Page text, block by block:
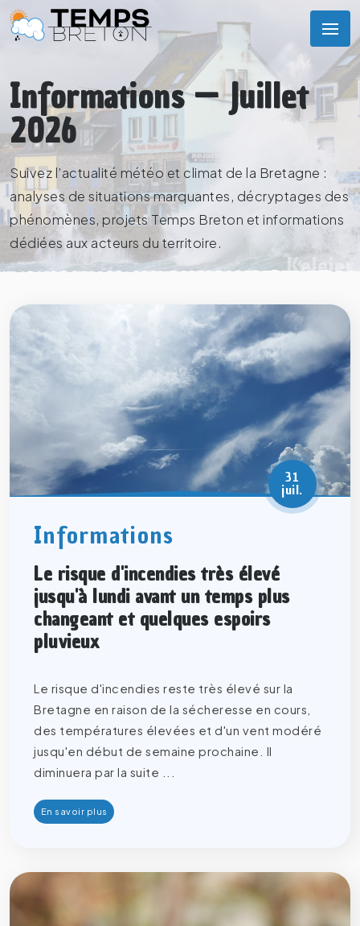
Informations — Juillet
2026
Suivez l’actualité météo et climat de la Bretagne :
analyses de situations marquantes, décryptages des
phénomènes, projets Temps Breton et informations
dédiées aux acteurs du territoire.
31
juil.
Informations
Le risque d'incendies très élevé
jusqu'à lundi avant un temps plus
changeant et quelques espoirs
pluvieux
Le risque d'incendies reste très élevé sur la
Bretagne en raison de la sécheresse en cours,
des températures élevées et d'un vent modéré
jusqu'en début de semaine prochaine. Il
diminuera par la suite ...
En savoir plus